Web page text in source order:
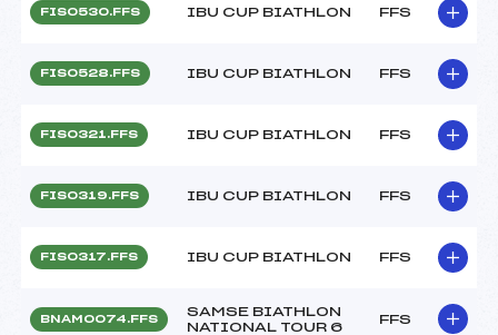
FIS0530.FFS IBU CUP BIATHLON FFS
FIS0528.FFS IBU CUP BIATHLON FFS
FIS0321.FFS IBU CUP BIATHLON FFS
FIS0319.FFS IBU CUP BIATHLON FFS
FIS0317.FFS IBU CUP BIATHLON FFS
BNAM0074.FFS
SAMSE BIATHLON
NATIONAL TOUR 6
FFS